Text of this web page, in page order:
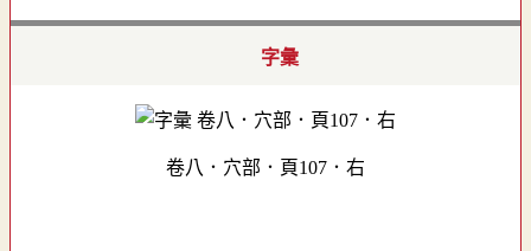
字彙
卷八．穴部．頁107．右